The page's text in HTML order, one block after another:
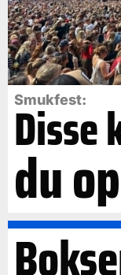
Smukfest:
Disse
du